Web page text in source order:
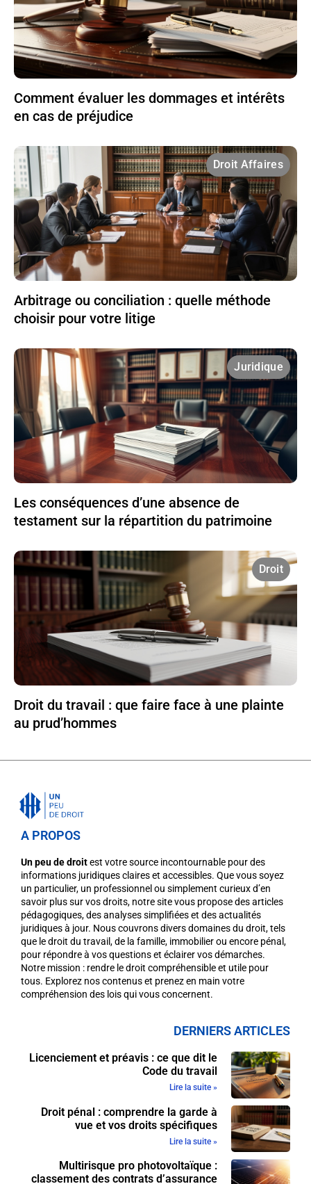
Comment évaluer les dommages et intérêts
en cas de préjudice
Droit Affaires
Arbitrage ou conciliation : quelle méthode
choisir pour votre litige
Juridique
Les conséquences d’une absence de
testament sur la répartition du patrimoine
Droit
Droit du travail : que faire face à une plainte
au prud’hommes
A PROPOS
Un peu de droitest votre source incontournable pour des
informations juridiques claires et accessibles. Que vous soyez
un particulier, un professionnel ou simplement curieux d’en
savoir plus sur vos droits, notre site vous propose des articles
pédagogiques, des analyses simplifiées et des actualités
juridiques à jour. Nous couvrons divers domaines du droit, tels
que le droit du travail, de la famille, immobilier ou encore pénal,
pour répondre à vos questions et éclairer vos démarches.
Notre mission : rendre le droit compréhensible et utile pour
tous. Explorez nos contenus et prenez en main votre
compréhension des lois qui vous concernent.
DERNIERS ARTICLES
Licenciement et préavis : ce que dit le
Code du travail
Lire la suite »
Droit pénal : comprendre la garde à
vue et vos droits spécifiques
Lire la suite »
Multirisque pro photovoltaïque :
classement des contrats d’assurance